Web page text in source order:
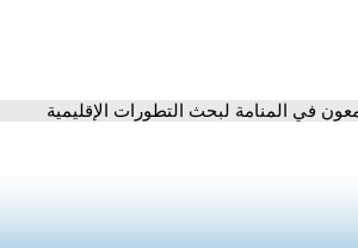
في المنامة لبحث التطورات الإقليمية